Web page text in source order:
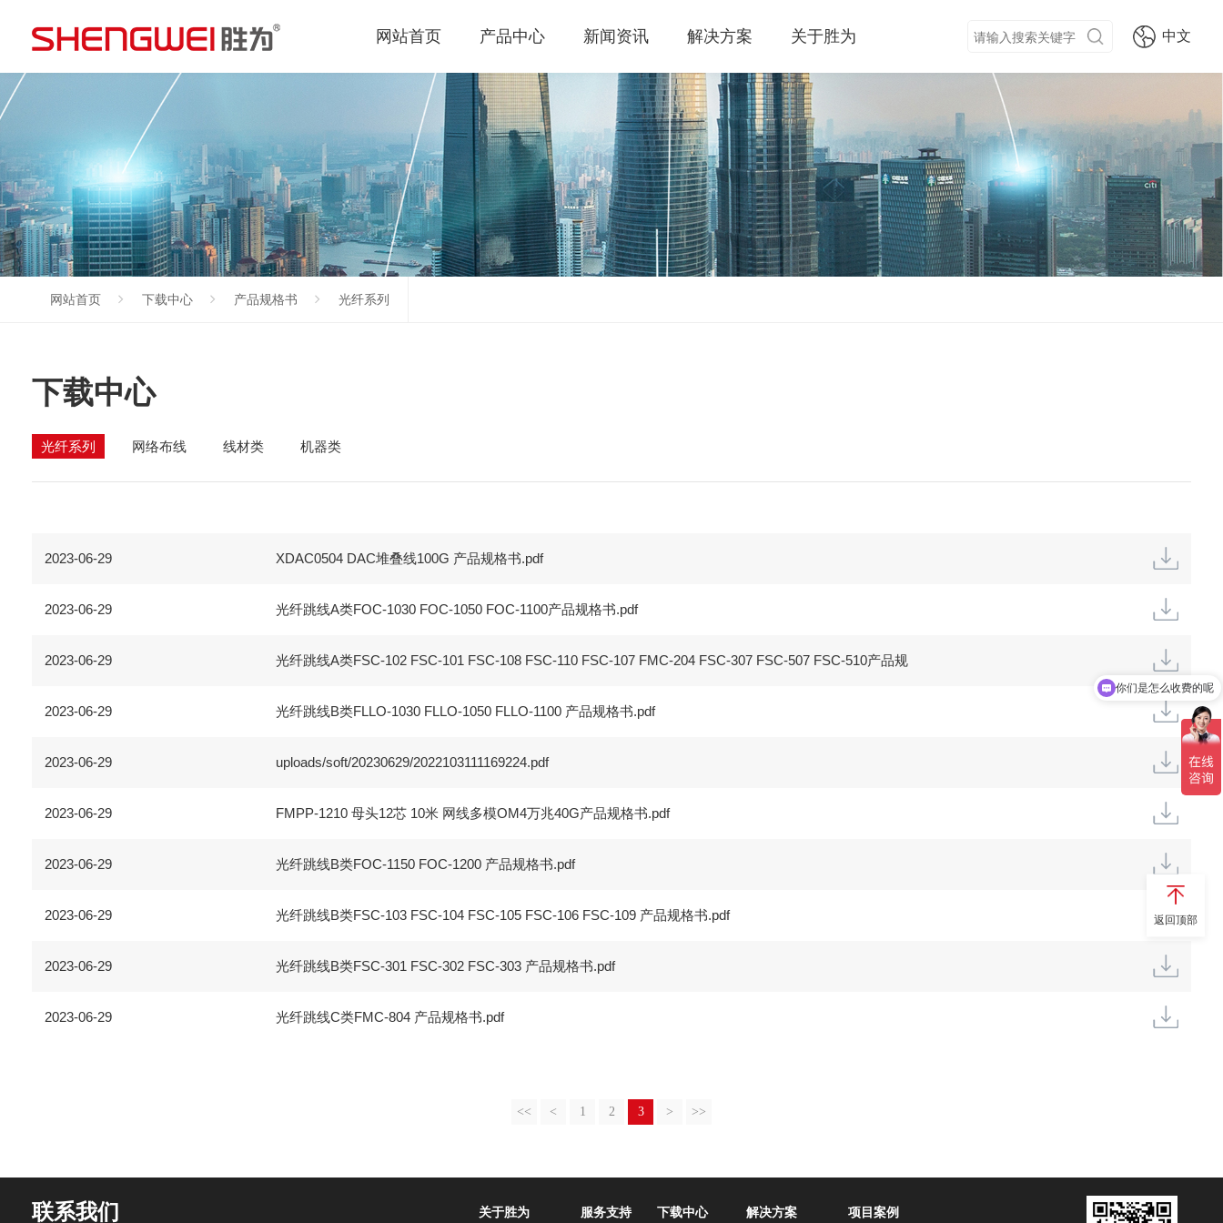
网站首页 产品中心 新闻资讯 解决方案 关于胜为 中文
网站首页 下载中心 产品规格书 光纤系列
下载中心
光纤系列 网络布线 线材类 机器类
2023-06-29 XDAC0504 DAC堆叠线100G 产品规格书.pdf
2023-06-29 光纤跳线A类FOC-1030 FOC-1050 FOC-1100产品规格书.pdf
2023-06-29 光纤跳线A类FSC-102 FSC-101 FSC-108 FSC-110 FSC-107 FMC-204 FSC-307 FSC-507 FSC-510产品规
2023-06-29 光纤跳线B类FLLO-1030 FLLO-1050 FLLO-1100 产品规格书.pdf
2023-06-29 uploads/soft/20230629/2022103111169224.pdf
2023-06-29 FMPP-1210 母头12芯 10米 网线多模OM4万兆40G产品规格书.pdf
2023-06-29 光纤跳线B类FOC-1150 FOC-1200 产品规格书.pdf
2023-06-29 光纤跳线B类FSC-103 FSC-104 FSC-105 FSC-106 FSC-109 产品规格书.pdf
2023-06-29 光纤跳线B类FSC-301 FSC-302 FSC-303 产品规格书.pdf
2023-06-29 光纤跳线C类FMC-804 产品规格书.pdf
<< < 1 2 3 > >>
联系我们 关于胜为 服务支持 下载中心 解决方案 项目案例
返回顶部
你们是怎么收费的呢